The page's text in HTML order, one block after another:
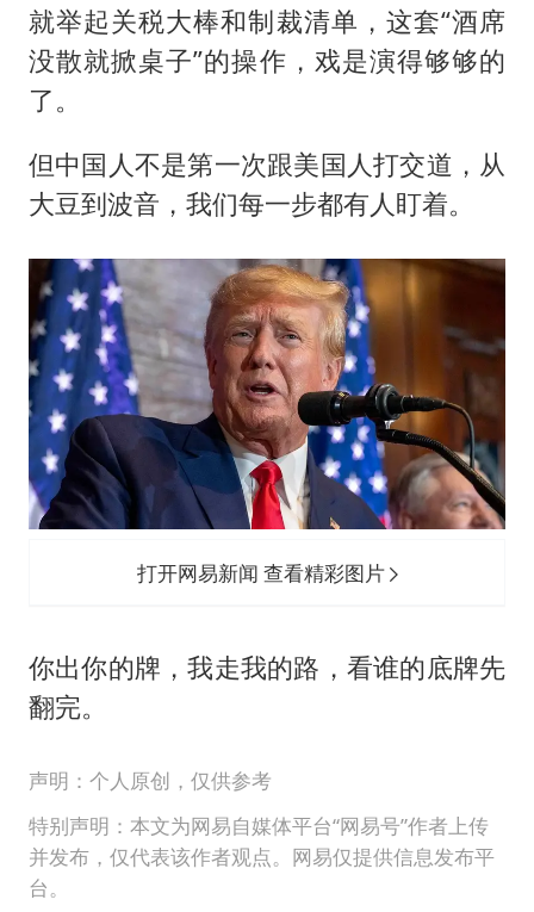
就举起关税大棒和制裁清单，这套“酒席
没散就掀桌子”的操作，戏是演得够够的
了。
但中国人不是第一次跟美国人打交道，从
大豆到波音，我们每一步都有人盯着。
打开网易新闻 查看精彩图片
你出你的牌，我走我的路，看谁的底牌先
翻完。
声明：个人原创，仅供参考
特别声明：本文为网易自媒体平台“网易号”作者上传
并发布，仅代表该作者观点。网易仅提供信息发布平
台。